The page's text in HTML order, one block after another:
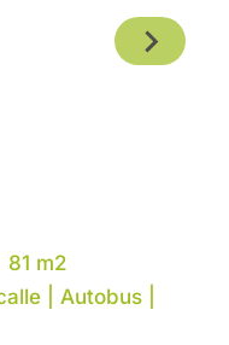
81 m2
| Autobus |